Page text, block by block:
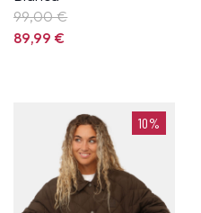
99,00 €
89,99€
10%